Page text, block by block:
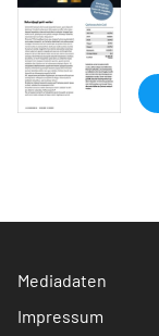
Mediadaten
Impressum